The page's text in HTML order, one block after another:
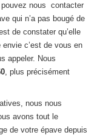
nous contacter
qui n’a pas bougé de
de constater qu’elle
envie c’est de vous en
appeler. Nous
, plus précisément
nous nous
avons tout le
de votre épave depuis